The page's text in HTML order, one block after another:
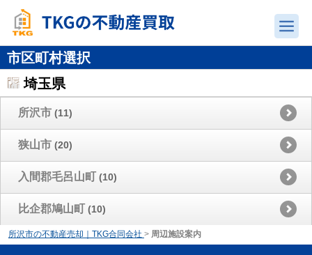
市区町村選択
埼玉県
所沢市 (11)
狭山市 (20)
入間郡毛呂山町 (10)
比企郡鳩山町 (10)
所沢市の不動産売却｜TKG合同会社 > 周辺施設案内